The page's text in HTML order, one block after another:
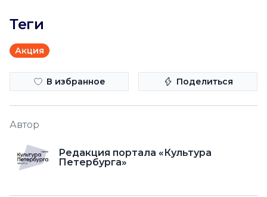
Теги
Акция
В избранное Поделиться
Автор
Редакция портала «Культура
Петербурга»